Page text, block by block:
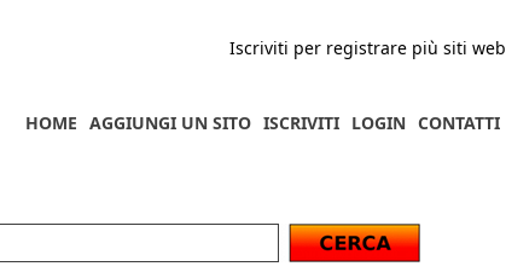
Iscriviti per registrare più siti web
CONTATTI
LOGIN
ISCRIVITI
AGGIUNGI UN SITO
HOME